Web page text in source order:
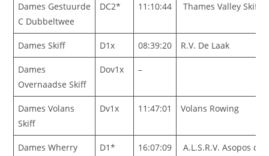
Dames Gestuurde
C Dubbeltwee
DC2* 11:10:44 Thames Valley Skiff
Dames Skiff D1x 08:39:20 R.V. De Laak
Dames
Overnaadse Skiff
Dov1x –
Dames Volans
Skiff
Dv1x 11:47:01 Volans Rowing
Dames Wherry D1* 16:07:09 A.L.S.R.V. Asopos de